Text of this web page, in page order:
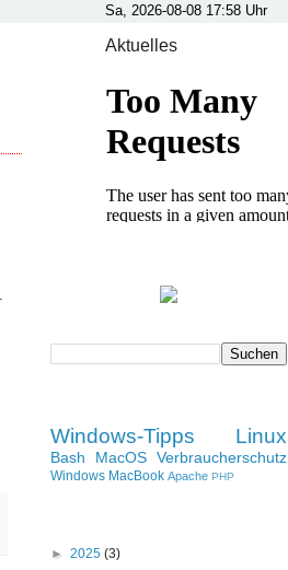
Windows-Tipps Linux
Bash MacOS Verbraucherschutz
Windows MacBook Apache PHP
► 2025 (3)
Aktuelles